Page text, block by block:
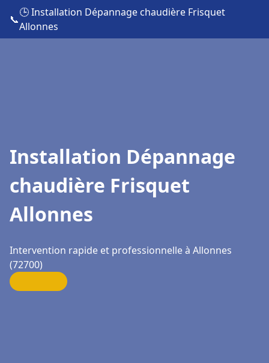
📞
🕒 Installation Dépannage chaudière Frisquet
Allonnes
Installation Dépannage
chaudière Frisquet
Allonnes
Intervention rapide et professionnelle à Allonnes
(72700)